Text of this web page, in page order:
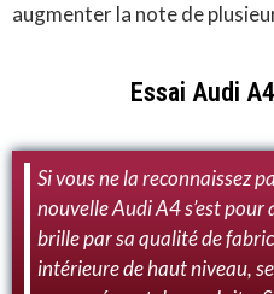
augmenter la note de
Essai Audi
Si vous ne la reconnaissez
nouvelle Audi A4 s’est
brille par sa qualité de
intérieure de haut niveau,